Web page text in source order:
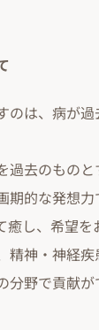
のは、病が
過去のもの
期的な発想
癒し、希望
精神・神経
分野で貢献